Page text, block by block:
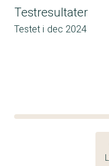
Testresultater
Testet i dec 2024